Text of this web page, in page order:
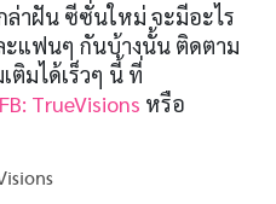
าฝัน ซีซั่นใหม่ จะมีอะไร
ะแฟนๆ กันบ้างนั้น ติดตาม
ติมได้เร็วๆ นี้ ที่
FB: TrueVisions หรือ